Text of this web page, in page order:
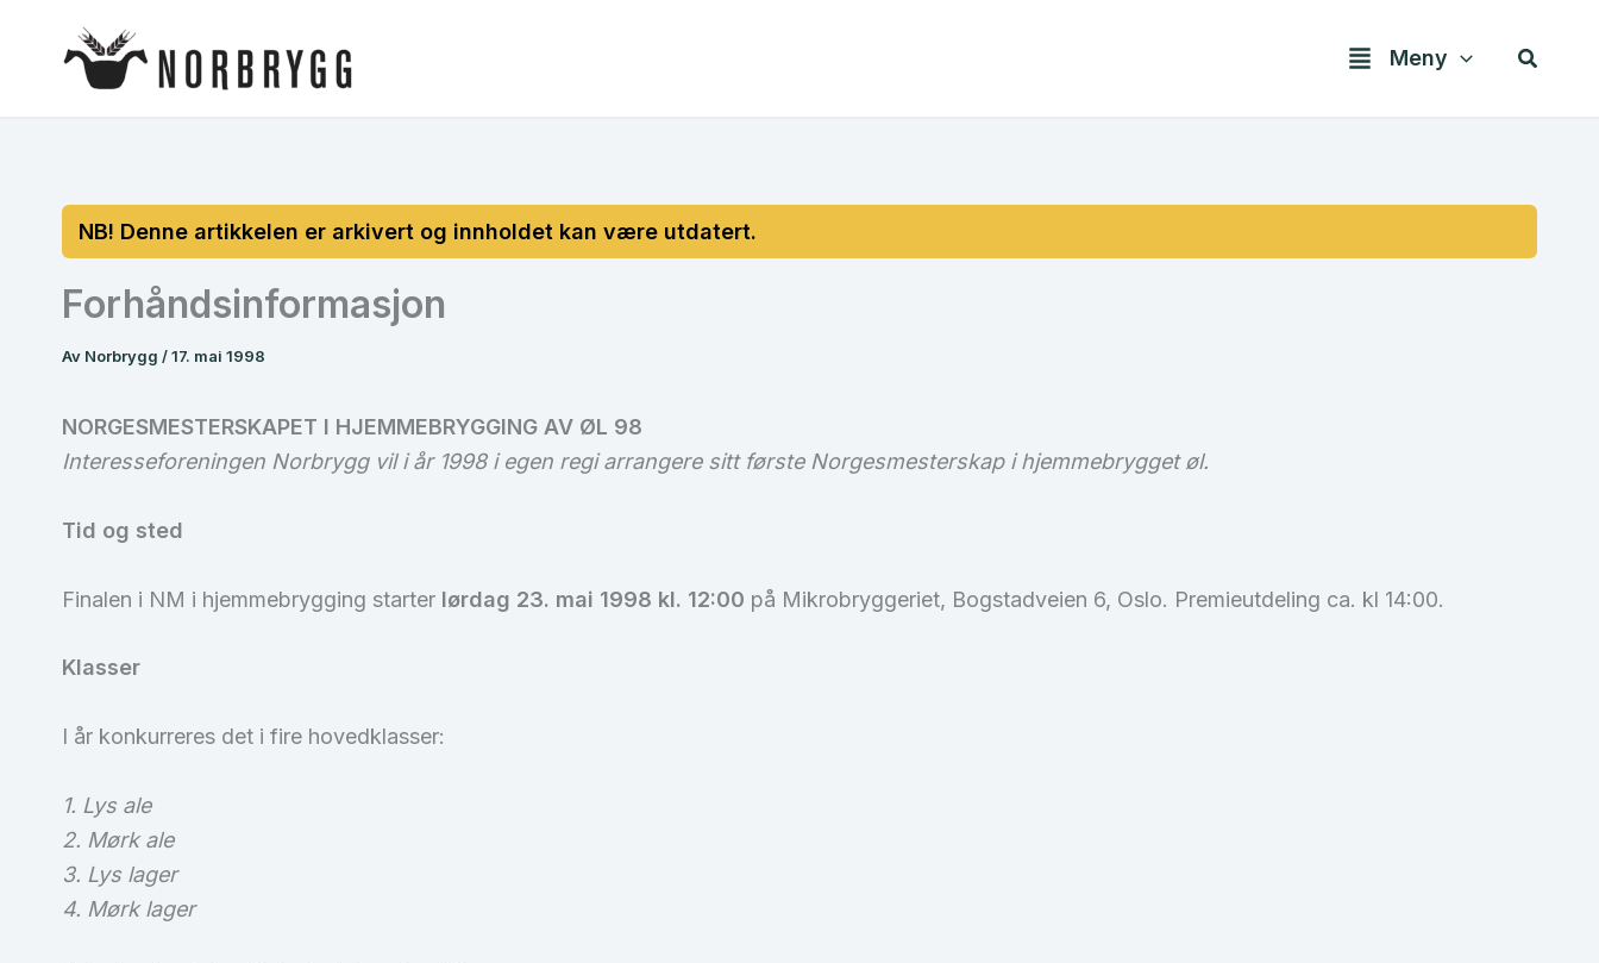
Meny Søk
Forhåndsinformasjon
Av Norbrygg /17. mai 1998
NORGESMESTERSKAPET I HJEMMEBRYGGING AV ØL 98
Interesseforeningen Norbrygg vil i år 1998 i egen regi arrangere sitt første Norgesmesterskap i hjemmebrygget øl.
Tid og sted
Finalen i NM i hjemmebrygging starter lørdag 23. mai 1998 kl. 12:00 på Mikrobryggeriet, Bogstadveien 6, Oslo. Premieutdeling ca. kl 14:00.
Klasser
I år konkurreres det i fire hovedklasser:
1. Lys ale
2. Mørk ale
3. Lys lager
4. Mørk lager